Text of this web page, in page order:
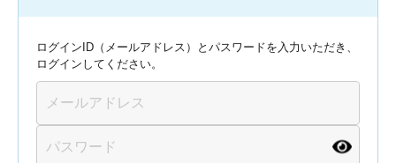
ログインID（メールアドレス）とパスワードを入力いただき、
ログインしてください。